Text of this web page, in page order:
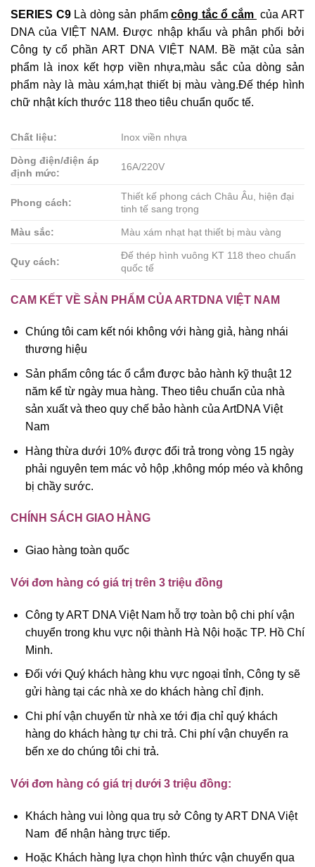
SERIES C9Là dòng sản phẩm công tắc ổ cắm của ART
DNA của VIỆT NAM. Được nhập khẩu và phân phối bởi
Công ty cổ phần ART DNA VIỆT NAM. Bề mặt của sản
phẩm là inox kết hợp viền nhựa,màu sắc của dòng sản
phẩm này là màu xám,hạt thiết bị màu vàng.Đế thép hình
chữ nhật kích thước 118 theo tiêu chuẩn quốc tế.
Chất liệu: Inox viền nhựa
Dòng điện/điện áp
định mức:
16A/220V
Phong cách:
Thiết kế phong cách Châu Âu, hiện đại
tinh tế sang trọng
Màu sắc: Màu xám nhạt hạt thiết bị màu vàng
Quy cách:
Đế thép hình vuông KT 118 theo chuẩn
quốc tế
CAM KẾT VỀ SẢN PHẨM CỦA ARTDNA VIỆT NAM
Chúng tôi cam kết nói không với hàng giả, hàng nhái
thương hiệu
Sản phẩm công tác ổ cắm được bảo hành kỹ thuật 12
năm kể từ ngày mua hàng. Theo tiêu chuẩn của nhà
sản xuất và theo quy chế bảo hành của ArtDNA Việt
Nam
Hàng thừa dưới 10% được đổi trả trong vòng 15 ngày
phải nguyên tem mác vỏ hộp ,không móp méo và không
bị chầy sước.
CHÍNH SÁCH GIAO HÀNG
Giao hàng toàn quốc
Với đơn hàng có giá trị trên 3 triệu đồng
Công ty ART DNA Việt Nam hỗ trợ toàn bộ chi phí vận
chuyển trong khu vực nội thành Hà Nội hoặc TP. Hồ Chí
Minh.
Đối với Quý khách hàng khu vực ngoại tỉnh, Công ty sẽ
gửi hàng tại các nhà xe do khách hàng chỉ định.
Chi phí vận chuyển từ nhà xe tới địa chỉ quý khách
hàng do khách hàng tự chi trả. Chi phí vận chuyển ra
bến xe do chúng tôi chi trả.
Với đơn hàng có giá trị dưới 3 triệu đồng:
Khách hàng vui lòng qua trụ sở Công ty ART DNA Việt
Nam để nhận hàng trực tiếp.
Hoặc Khách hàng lựa chọn hình thức vận chuyển qua